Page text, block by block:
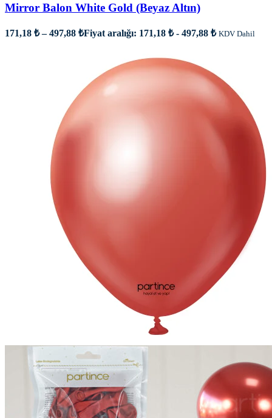
Mirror Balon White Gold (Beyaz Altın)
171,18 ₺ –497,88 ₺Fiyat aralığı: 171,18 ₺ - 497,88 ₺ KDV Dahil